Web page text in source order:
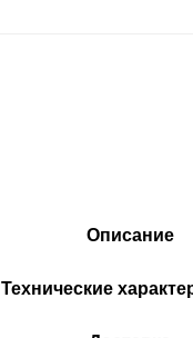
Описание
Технические